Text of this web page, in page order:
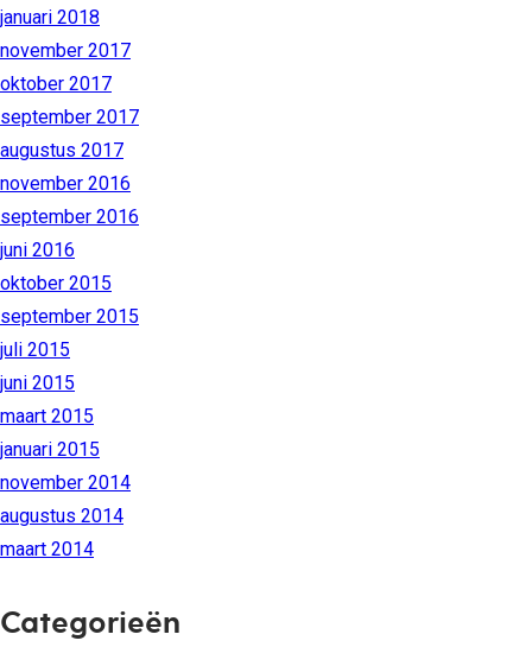
januari 2018
november 2017
oktober 2017
september 2017
augustus 2017
november 2016
september 2016
juni 2016
oktober 2015
september 2015
juli 2015
juni 2015
maart 2015
januari 2015
november 2014
augustus 2014
maart 2014
Categorieën